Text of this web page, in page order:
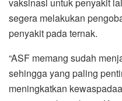
vaksinasi untuk penyakit
segera melakukan
penyakit pada ternak.
“ASF memang sudah
sehingga yang paling
meningkatkan